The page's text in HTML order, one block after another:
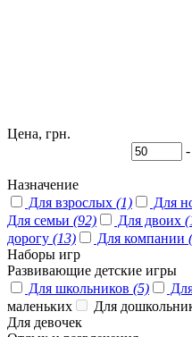
Цена, грн.
-
Назначение
Для взрослых (1) Для
Для семьи (92) Для двоих
дорогу (13) Для компании
Наборы игр
Развивающие детские игры
Для школьников (5)
маленьких
Для
Для девочек